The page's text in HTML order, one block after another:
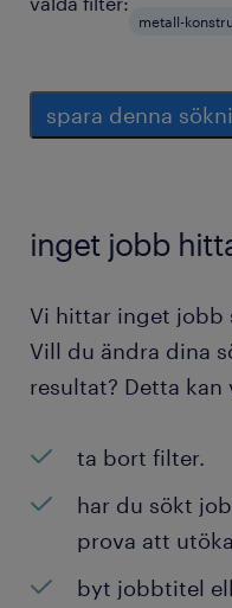
metall-
spara denna
inget jobb
Vi hittar inget jobb
Vill du ändra dina
resultat? Detta
ta bort filter.
har du sökt
prova att
byt jobbtitel